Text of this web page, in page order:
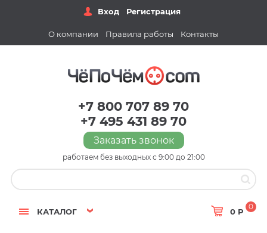
Вход Регистрация
О компании Правила работы Контакты
+7 800 707 89 70
+7 495 431 89 70
Заказать звонок
работаем без выходных с 9:00 до 21:00
КАТАЛОГ 0 Р
0